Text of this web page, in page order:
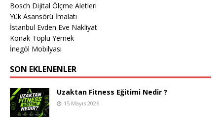
Bosch Dijital Ölçme Aletleri
Yük Asansörü İmalatı
İstanbul Evden Eve Nakliyat
Konak Toplu Yemek
İnegöl Mobilyası
SON EKLENENLER
Uzaktan Fitness Eğitimi Nedir ?
15 Mayıs 2026